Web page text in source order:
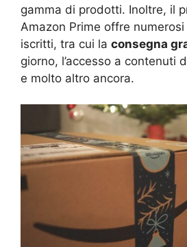
gamma di prodotti. Inoltre, il
Amazon Prime offre
iscritti, tra cui la consegna
giorno, l’accesso a contenuti
e molto altro ancora.